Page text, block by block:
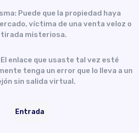
Puede que la propiedad haya
víctima de una venta veloz o
misteriosa.
enlace que usaste tal vez esté
tenga un error que lo lleva a un
sin salida virtual.
Entrada